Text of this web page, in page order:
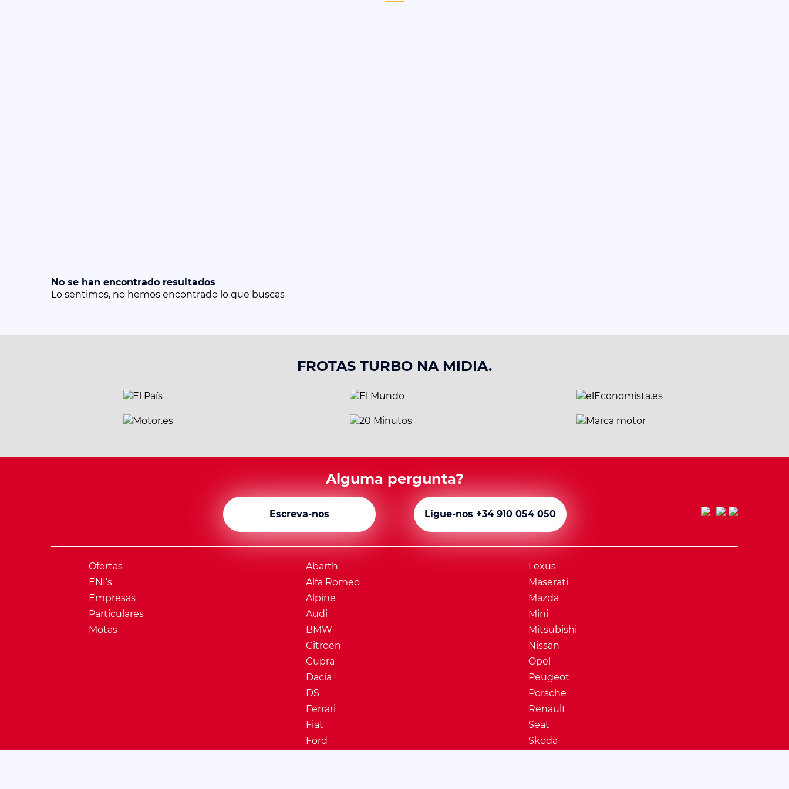
No se han encontrado resultados
Lo sentimos, no hemos encontrado lo que buscas
FROTAS TURBO NA MIDIA.
Alguma pergunta?
Escreva-nos Ligue-nos +34 910 054 050
Ofertas
ENI’s
Empresas
Particulares
Motas
Abarth
Alfa Romeo
Alpine
Audi
BMW
Citroën
Cupra
Dacia
DS
Ferrari
Fiat
Ford
Lexus
Maserati
Mazda
Mini
Mitsubishi
Nissan
Opel
Peugeot
Porsche
Renault
Seat
Skoda